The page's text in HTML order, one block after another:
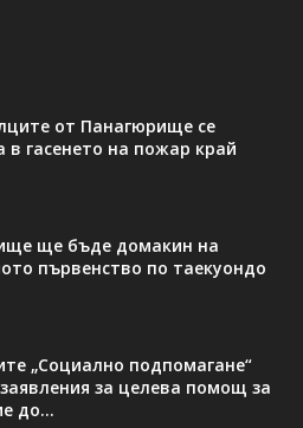
от Панагюрище се
в гасенето на пожар край
ще бъде домакин на
първенство по таекуондо
„Социално подпомагане“
за целева помощ за
до...